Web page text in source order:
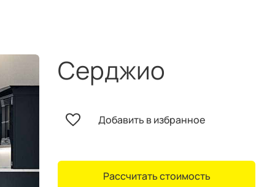
Серджио
Добавить в избранное
Рассчитать стоимость